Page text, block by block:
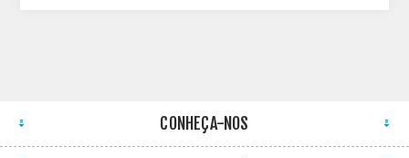
CONHEÇA-NOS